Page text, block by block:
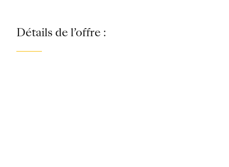
Détails de l’offre :